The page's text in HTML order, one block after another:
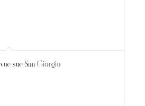
sue San Giorgio